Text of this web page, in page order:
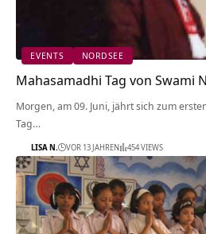
EVENTS NORDSEE
Mahasamadhi Tag von Swami
Morgen, am 09. Juni, jährt sich zum
Tag…
LISA N. VOR 13 JAHREN 454 VIEWS